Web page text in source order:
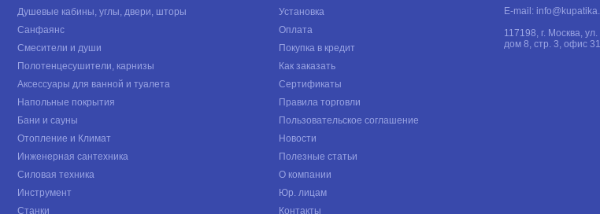
Душевые кабины, углы, двери, шторы
Санфаянс
Смесители и души
Полотенцесушители, карнизы
Аксессуары для ванной и туалета
Напольные покрытия
Бани и сауны
Отопление и Климат
Инженерная сантехника
Силовая техника
Инструмент
Станки
Установка
Оплата
Покупка в кредит
Как заказать
Сертификаты
Правила торговли
Пользовательское соглашение
Новости
Полезные статьи
О компании
Юр. лицам
Контакты
E-mail:
117198, г. Москва,
дом 8, стр. 3, офис